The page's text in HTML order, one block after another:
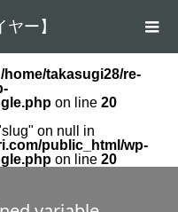
ー】
/home/takasugi28/re-
on line 20
on null in
public_html/wp-
on line 20